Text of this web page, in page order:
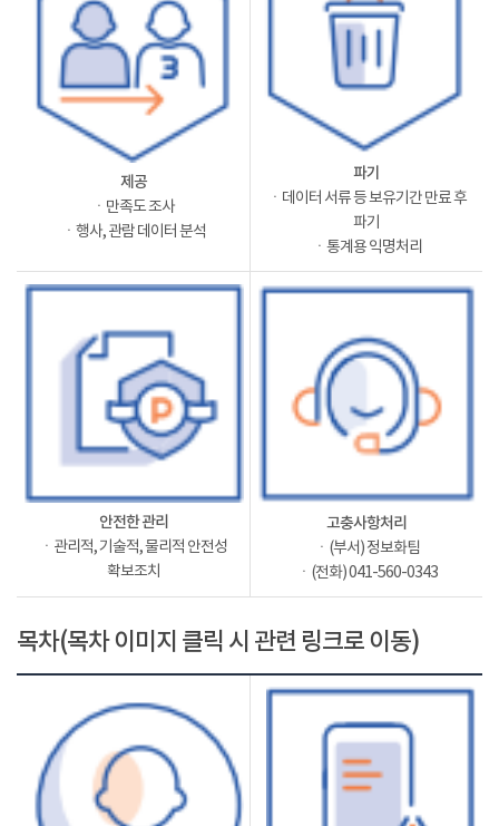
제공
ㆍ만족도 조사
ㆍ행사, 관람 데이터 분석
파기
ㆍ데이터 서류 등 보유기간 만료 후
파기
ㆍ통계용 익명처리
안전한 관리
ㆍ관리적, 기술적, 물리적 안전성
확보조치
고충사항처리
ㆍ(부서) 정보화팀
ㆍ(전화) 041-560-0343
목차(목차 이미지 클릭 시 관련 링크로 이동)